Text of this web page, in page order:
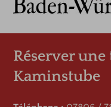
Réserver une
Kaminstube